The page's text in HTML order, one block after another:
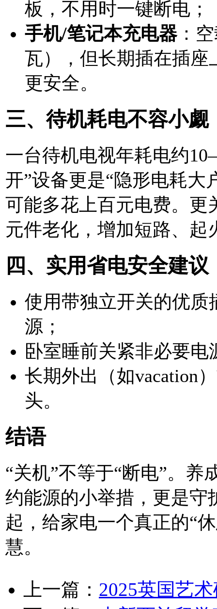
板，不用时一键断电；
手机/笔记本充电器：
瓦），但长期插在插座
更安全。
三、待机耗电不容小觑
一台待机电视年耗电约
开”设备更是“隐形电耗大
可能多花上百元电费。更
元件老化，增加短路、起
四、实用省电安全建议
使用带独立开关的优质
源；
卧室睡前关紧非必要
长期外出（如vacation
头。
结语
“关机”不等于“断电”。
约能源的小举措，更是守
起，给家电一个真正的“
慧。
上一篇： 2025英国艺